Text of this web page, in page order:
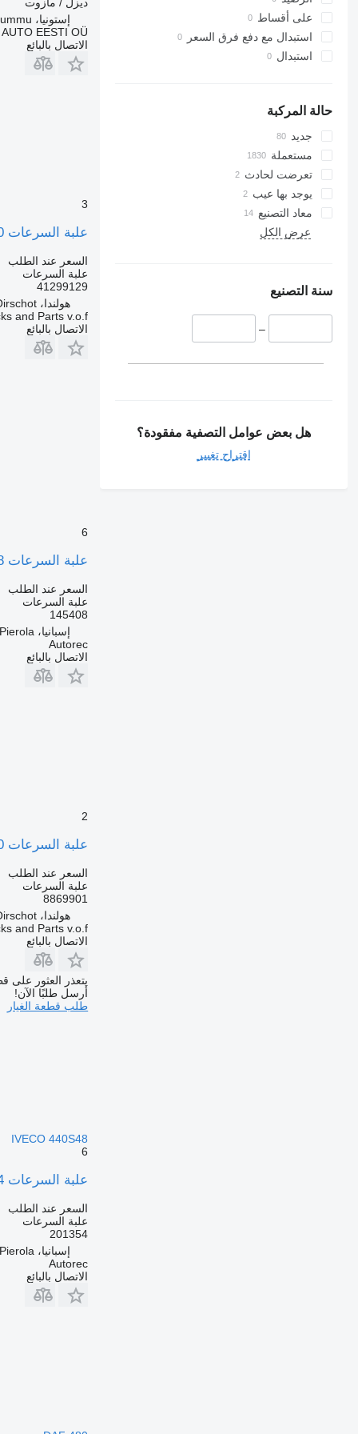
على أقساط
استبدال مع دفع فرق السعر
استبدال
حالة المركبة
جديد
مستعملة
تعرضت لحادث
يوجد بها عيب
معاد التصنيع
عرض الكل
سنة التصنيع
–
هل بعض عوامل التصفية مفقودة؟
اقتراح تغيير
إستونيا، Rummu
AUTO EESTI OÜ
الاتصال بالبائع
3
علبة السرعات ZF 41299129 ZF Astronic 12AS1930 TD Stralis 420 قطعة أخرى متوفرة في المخزون لـ الشاحنات IVECO STRALIS 420
السعر عند الطلب
علبة السرعات
41299129
هولندا، Oirschot
and Parts v.o.f.
الاتصال بالبائع
6
علبة السرعات ZF 16 S 2221 TD IT 145408 لـ الشاحنات Renault
السعر عند الطلب
علبة السرعات
145408
إسبانيا، Els Hostalets de Pierola
Autorec
الاتصال بالبائع
2
علبة السرعات ZF Stralis 400 8869901 ZF 12AS2301 Modulator 42536890 لـ الشاحنات IVECO STALIS
السعر عند الطلب
علبة السرعات
8869901
هولندا، Oirschot
and Parts v.o.f.
الاتصال بالبائع
يتعذر العثور على
أرسل طلبًا الآن!
طلب قطعة الغيار
IVECO 440S48
6
علبة السرعات ZF 16 AS 2601 IT ASTRONIC 201354 لـ الشاحنات IVECO 440S48
السعر عند الطلب
علبة السرعات
201354
إسبانيا، Els Hostalets de Pierola
Autorec
الاتصال بالبائع